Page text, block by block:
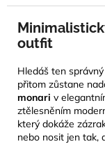
outfit
Hledáš ten
přitom zůstane
monari v
ztělesněním
který dokáže
nebo nosit jen tak,